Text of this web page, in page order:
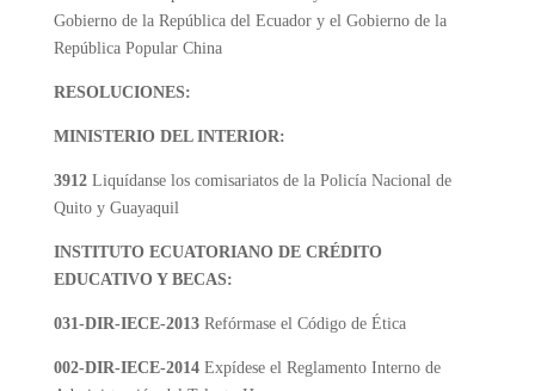
Gobierno de la República del Ecuador y el Gobierno de la
República Popular China
RESOLUCIONES:
MINISTERIO DEL INTERIOR:
3912 Liquídanse los comisariatos de la Policía Nacional de
Quito y Guayaquil
INSTITUTO ECUATORIANO DE CRÉDITO
EDUCATIVO Y BECAS:
031-DIR-IECE-2013Refórmase el Código de Ética
002-DIR-IECE-2014 Expídese el Reglamento Interno de